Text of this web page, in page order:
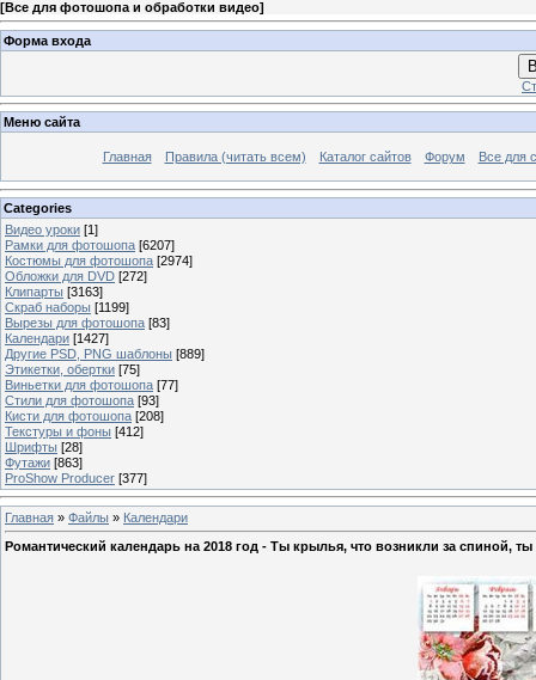
[Все для фотошопа и обработки видео]
Форма входа
Меню сайта
Главная Правила (читать всем) Каталог сайтов Форум Все для
Categories
Видео уроки [1]
Рамки для фотошопа [6207]
Костюмы для фотошопа [2974]
Обложки для DVD [272]
Клипарты [3163]
Скраб наборы [1199]
Вырезы для фотошопа [83]
Календари [1427]
Другие PSD, PNG шаблоны [889]
Этикетки, обертки [75]
Виньетки для фотошопа [77]
Стили для фотошопа [93]
Кисти для фотошопа [208]
Текстуры и фоны [412]
Шрифты [28]
Футажи [863]
ProShow Producer [377]
Главная » Файлы » Календари
Романтический календарь на 2018 год - Ты крылья, что возникли за спиной,